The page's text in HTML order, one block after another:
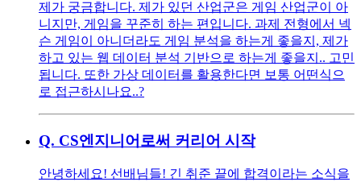
제가 궁금합니다. 제가 있던 산업군은 게임 산업군이 아
니지만, 게임을 꾸준히 하는 편입니다. 과제 전형에서 넥
슨 게임이 아니더라도 게임 분석을 하는게 좋을지, 제가
하고 있는 웹 데이터 분석 기반으로 하는게 좋을지.. 고민
됩니다. 또한 가상 데이터를 활용한다면 보통 어떤식으
로 접근하시나요..?
Q. CS엔지니어로써 커리어 시작
안녕하세요! 선배님들! 긴 취준 끝에 합격이라는 소식을